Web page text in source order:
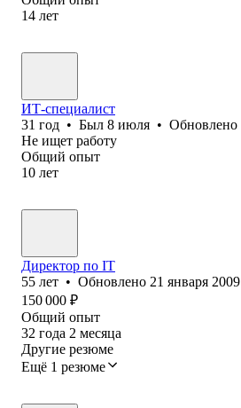
14 лет
ИТ-специалист
31 год • Был 8 июля • Обновлено
Не ищет работу
Общий опыт
10 лет
Директор по IT
55 лет • Обновлено 21 января 2009
150 000 ₽
Общий опыт
32 года 2 месяца
Другие резюме
Ещё 1 резюме